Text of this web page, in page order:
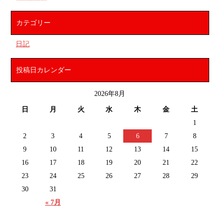
カテゴリー
日記
投稿日カレンダー
2026年8月
日 月 火 水 木 金 土
« 7月
1
2
3 4 5 6 7
8
9
10 11 12 13 14
15
16
17 18 19 20 21
22
23
24 25 26 27 28
29
30
31